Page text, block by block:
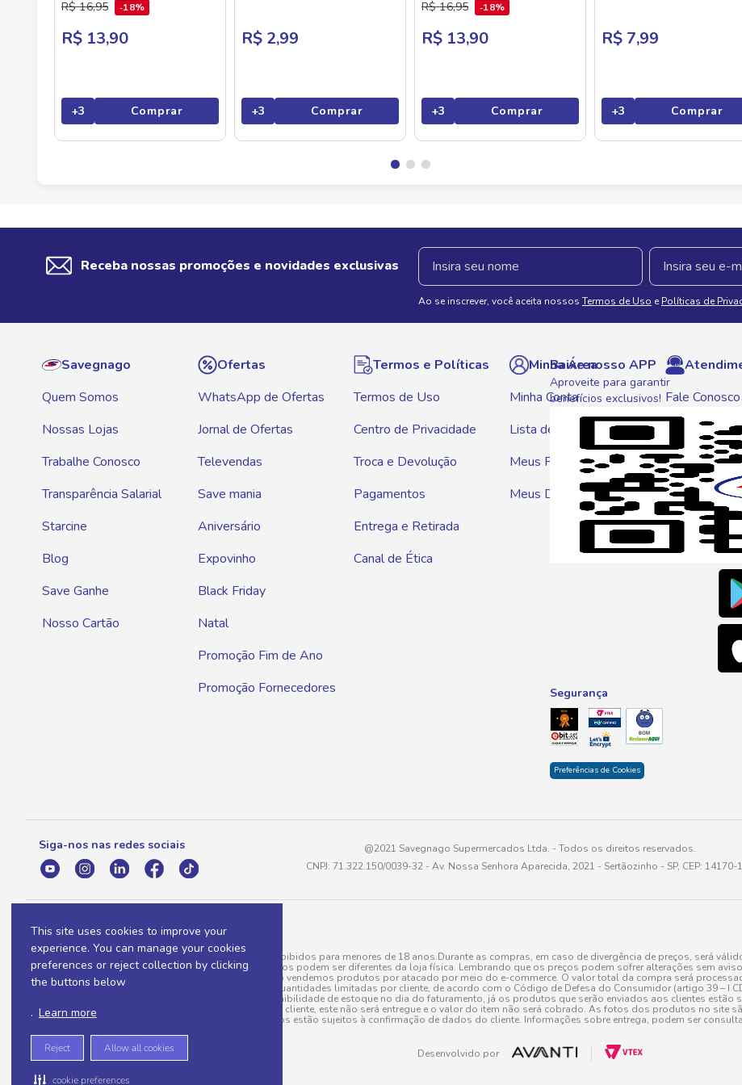
This site uses cookies to improve your
experience. You can manage your cookies
preferences or reject collection by clicking
the buttons below
. Learn more
Reject Allow all cookies
cookie preferences
R$ 16,95 18%
R$ 13,90
+3 Comprar
R$ 2,99
+3 Comprar
R$ 16,95 18%
R$ 13,90
+3 Comprar
R$ 7,99
+3 Comprar
Receba nossas promoções e novidades exclusivas
Ao se inscrever, você aceita nossos Termos de Uso e Políticas de
Savegnago
Quem Somos
Nossas Lojas
Trabalhe Conosco
Transparência Salarial
Starcine
Blog
Save Ganhe
Nosso Cartão
Ofertas
WhatsApp de Ofertas
Jornal de Ofertas
Televendas
Save mania
Aniversário
Expovinho
Black Friday
Natal
Promoção Fim de Ano
Promoção Fornecedores
Termos e Políticas
Termos de Uso
Centro de Privacidade
Troca e Devolução
Pagamentos
Entrega e Retirada
Canal de Ética
Minha Área
Minha Conta
Lista de Compras
Meus Pedidos
Meus Descontos
Fale Conosco
WhatsApp
Telefone
0800 016
E-mail
Baixe nosso APP
Aproveite para garantir
benefícios exclusivos!
Segurança
Preferências de Cookies
Siga-nos nas redes sociais
@2021 Savegnago Supermercados Ltda. - Todos os direitos reservados.
CNPJ: 71.322.150/0039-32 - Av. Nossa Senhora Aparecida, 2021 - Sertãozinho - SP, CEP: 14170-
A venda e o consumo de bebidas alcoólicas são proibidos para menores de 18 anos.Durante as compras, em caso de divergência de preços, será
válidas para a loja eletrônica, sendo que seus preços podem ser diferentes da loja física. Lembrando que os preços podem sofrer alterações sem
para menos, por conta de produtos variáveis; e não vendemos produtos por atacado por meio do e-commerce. O valor total da compra será
do pedido. Produtos em promoção possuem quantidades limitadas por cliente, de acordo com o Código de Defesa do Consumidor (artigo 39 – I
20/03/97). A venda está diretamente ligada à disponibilidade de estoque no dia do faturamento, já os produtos que serão enviados aos clientes
Caso algum produto venha a faltar no pedido do cliente, este não será entregue e o valor do item não será cobrado. As fotos dos produtos no site
todos os pedidos estão sujeitos à confirmação de dados do cliente. Informações sobre entrega, podem ser
Desenvolvido por